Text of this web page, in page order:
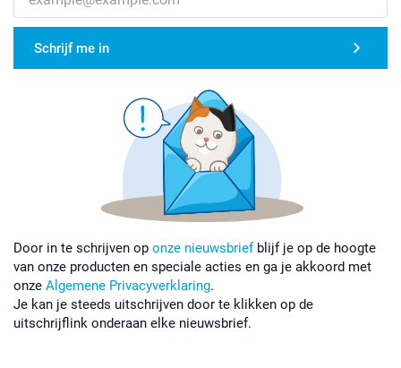
Schrijf me in
Door in te schrijven op onze nieuwsbriefblijf je op de hoogte
van onze producten en speciale acties en ga je akkoord met
onze Algemene Privacyverklaring.
Je kan je steeds uitschrijven door te klikken op de
uitschrijflink onderaan elke nieuwsbrief.